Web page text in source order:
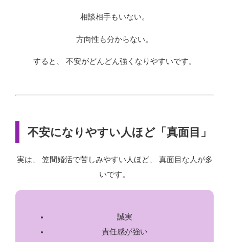
相談相手もいない。
方向性も分からない。
すると、 不安がどんどん強くなりやすいです。
不安になりやすい人ほど「真面目」
実は、 笠間婚活で苦しみやすい人ほど、 真面目な人が多
いです。
誠実
責任感が強い